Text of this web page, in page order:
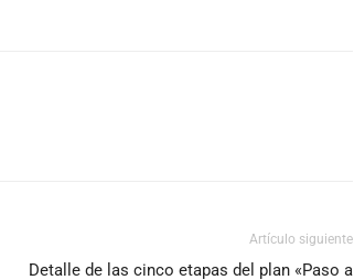
Artículo siguiente
Detalle de las cinco etapas del plan «Paso a